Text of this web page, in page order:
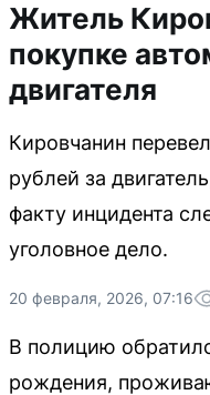
Житель
покупке
двигателя
Кировчанин
рублей за
факту инцидента
уголовное дело.
20 февраля, 2026, 07:16
В полицию
рождения,